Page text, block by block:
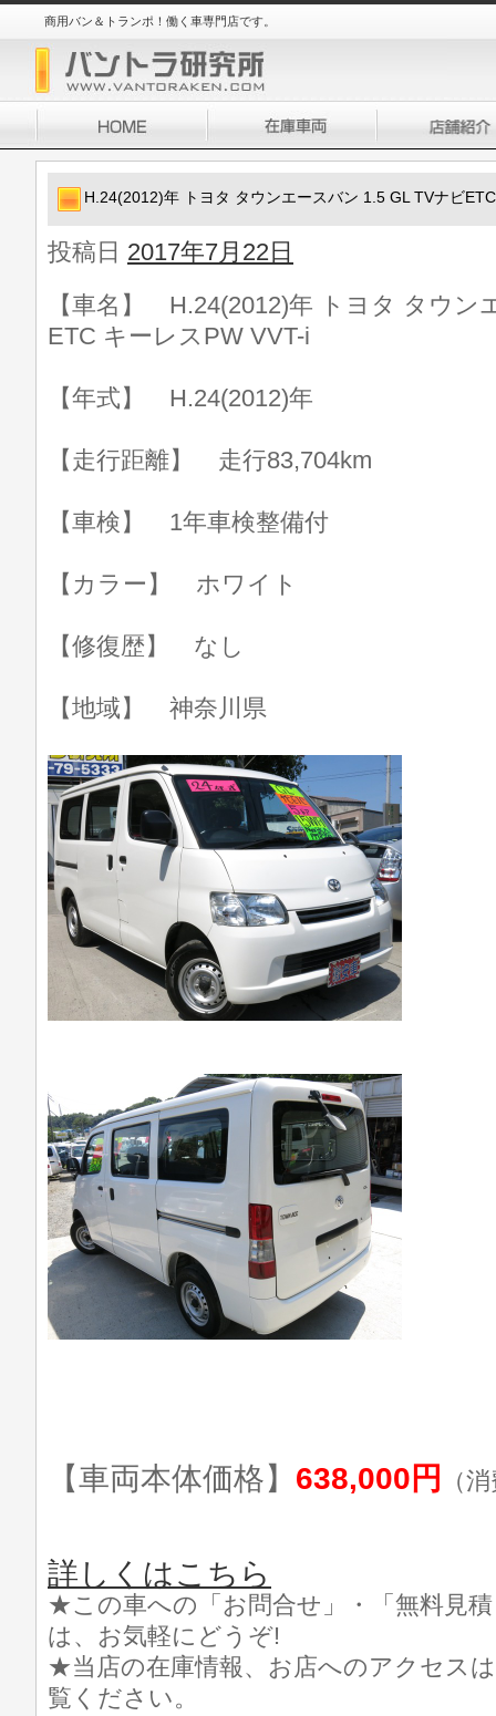
商用バン＆トランポ！働く車専門店です。
H.24(2012)年 トヨタ タウンエースバン 1.5 GL TVナビ
投稿日 2017年7月22日
【車名】 H.24(2012)年 トヨタ タウン
ETC キーレスPW VVT-i
【年式】 H.24(2012)年
【走行距離】 走行83,704km
【車検】 1年車検整備付
【カラー】 ホワイト
【修復歴】 なし
【地域】 神奈川県
【車両本体価格】 638,000円 （
詳しくはこちら
★この車への「お問合せ」・「無料見
は、お気軽にどうぞ!
★当店の在庫情報、お店へのアクセス
覧ください。